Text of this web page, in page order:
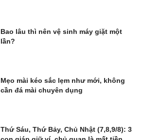
Bao lâu thì nên vệ sinh máy giặt một
lần?
Mẹo mài kéo sắc lẹm như mới, không
cần đá mài chuyên dụng
Thứ Sáu, Thứ Bảy, Chủ Nhật (7,8,9/8): 3